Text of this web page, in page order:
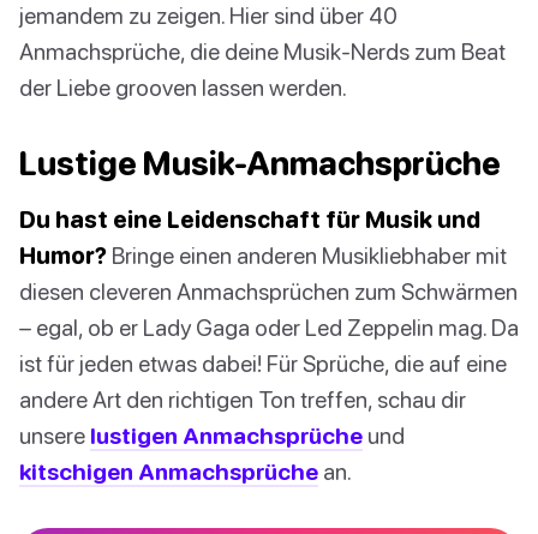
jemandem zu zeigen. Hier sind über 40
Anmachsprüche, die deine Musik-Nerds zum Beat
der Liebe grooven lassen werden.
Lustige Musik-Anmachsprüche
Du hast eine Leidenschaft für Musik und
Humor? Bringe einen anderen Musikliebhaber mit
diesen cleveren Anmachsprüchen zum Schwärmen
– egal, ob er Lady Gaga oder Led Zeppelin mag. Da
ist für jeden etwas dabei! Für Sprüche, die auf eine
andere Art den richtigen Ton treffen, schau dir
unsere lustigen Anmachsprüche und
kitschigen Anmachsprüche an.